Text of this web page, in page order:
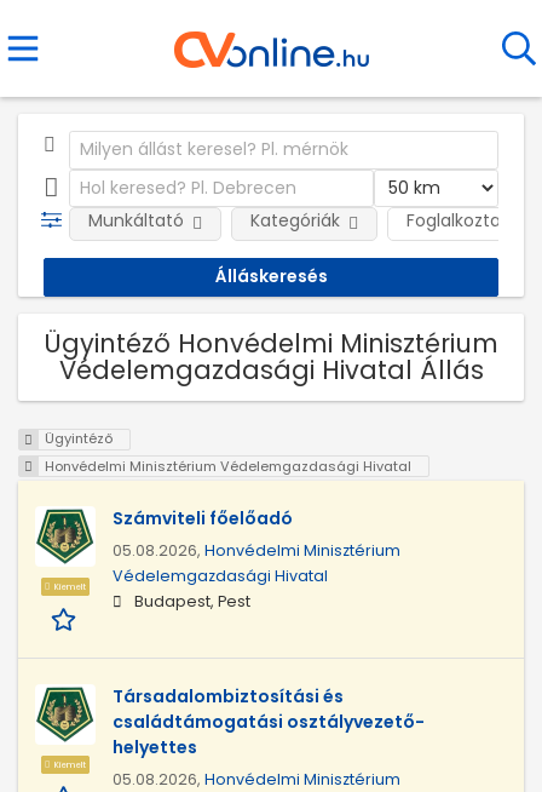
Foglalkoztatás
Munkáltató Kategóriák
Ügyintéző Honvédelmi Minisztérium
Védelemgazdasági Hivatal Állás
Ügyintéző
Honvédelmi Minisztérium Védelemgazdasági Hivatal
Kiemelt
Számviteli főelőadó
05.08.2026, Honvédelmi Minisztérium
Védelemgazdasági Hivatal
Budapest, Pest
Kiemelt
Társadalombiztosítási és
családtámogatási osztályvezető-
helyettes
05.08.2026, Honvédelmi Minisztérium